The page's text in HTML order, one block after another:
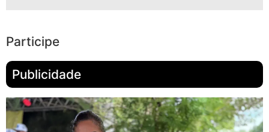
Participe
Publicidade